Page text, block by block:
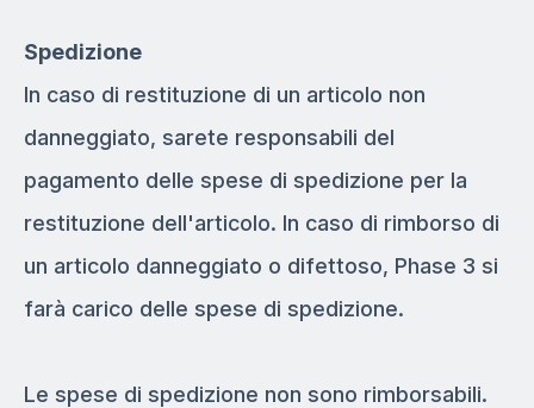
Spedizione
In caso di restituzione di un articolo non
danneggiato, sarete responsabili del
pagamento delle spese di spedizione per la
restituzione dell'articolo. In caso di rimborso di
un articolo danneggiato o difettoso, Phase 3 si
farà carico delle spese di spedizione.
Le spese di spedizione non sono rimborsabili.